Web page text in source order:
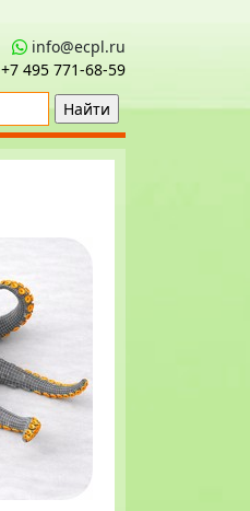
info@ecpl.ru
+7 495 771‑68-59